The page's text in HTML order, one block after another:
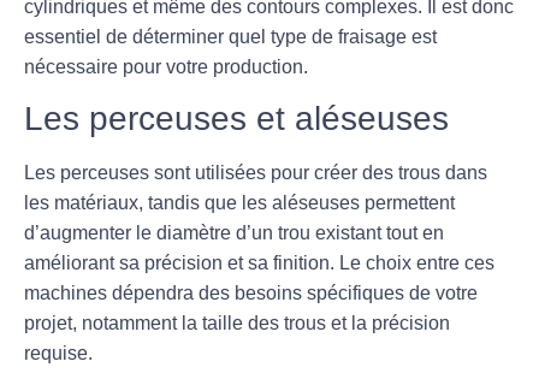
cylindriques et même des contours complexes. Il est donc
essentiel de déterminer quel type de fraisage est
nécessaire pour votre production.
Les perceuses et aléseuses
Les perceuses sont utilisées pour créer des trous dans
les matériaux, tandis que les aléseuses permettent
d’augmenter le diamètre d’un trou existant tout en
améliorant sa précision et sa finition. Le choix entre ces
machines dépendra des besoins spécifiques de votre
projet, notamment la taille des trous et la précision
requise.